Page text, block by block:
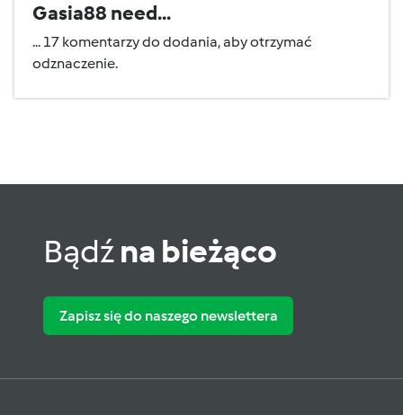
Gasia88 need...
... 17 komentarzy do dodania, aby otrzymać
odznaczenie.
Bądźna bieżąco
Zapisz się do naszego newslettera